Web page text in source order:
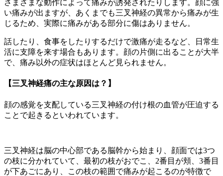
さまざまな動作によって痛みが誘発されたりします。顔に強
い痛みが出ますが、あくまでも三叉神経の異常から痛みが生
じるため、実際に痛みがある部分に傷はありません。
話したり、食事をしたりするだけで激痛が走るなど、日常生
活に支障を来す場合もあります。顔の片側に出ることが大半
で、痛み以外の症状はほとんど見られません。
【三叉神経痛の主な原因は？】
顔の感覚を支配している三叉神経の付け根の血管が圧迫する
ことで起きるといわれています。
三叉神経は脳の中心部である脳幹から始まり、顔面では3つ
の枝に分かれていて、最初の枝がおでこ、2番目が頬、3番目
が下あごにあり、この枝の範囲で痛みが起こるのが特徴で